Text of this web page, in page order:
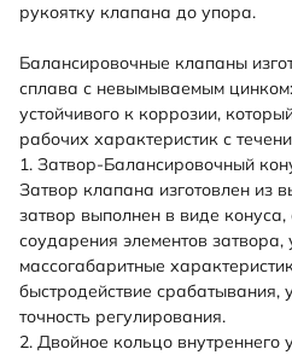
рукоятку клапана до упора.
Балансировочные клапаны
сплава с невымываемым
устойчивого к коррозии,
рабочих характеристик с
1. Затвор-Балансировочный
Затвор клапана изготовлен из
затвор выполнен в виде конуса,
соударения элементов затвора,
массогабаритные
быстродействие срабатывания,
точность регулирования.
2. Двойное кольцо внутреннего